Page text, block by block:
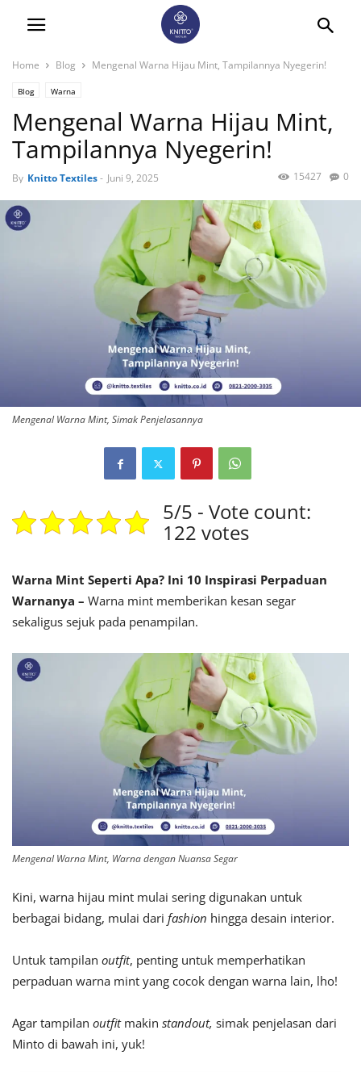
Home Blog Mengenal Warna Hijau Mint, Tampilannya Nyegerin!
Blog Warna
Mengenal Warna Hijau Mint,
Tampilannya Nyegerin!
By Knitto Textiles- Juni 9, 2025 0
15427
Mengenal Warna Mint, Simak Penjelasannya
5/5 - Vote count:
122 votes
Warna Mint Seperti Apa? Ini 10 Inspirasi Perpaduan
Warnanya – Warna mint memberikan kesan segar
sekaligus sejuk pada penampilan.
Mengenal Warna Mint, Warna dengan Nuansa Segar
Kini, warna hijau mint mulai sering digunakan untuk
berbagai bidang, mulai dari fashion hingga desain interior.
Untuk tampilan outfit, penting untuk memperhatikan
perpaduan warna mint yang cocok dengan warna lain, lho!
Agar tampilan outfitmakin standout, simak penjelasan dari
Minto di bawah ini, yuk!